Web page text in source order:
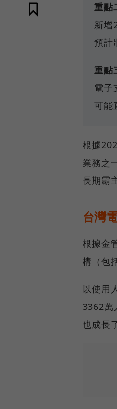
重點
新增
預計
重點
電子
可能
根據
業務之
長期霸
台灣
根據金
構（包
以使用
3362萬
也成長